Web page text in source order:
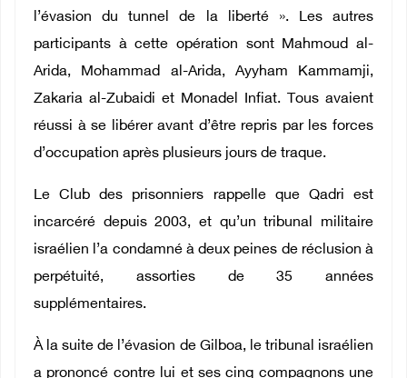
l’évasion du tunnel de la liberté ». Les autres
participants à cette opération sont Mahmoud al-
Arida, Mohammad al-Arida, Ayyham Kammamji,
Zakaria al-Zubaidi et Monadel Infiat. Tous avaient
réussi à se libérer avant d’être repris par les forces
d’occupation après plusieurs jours de traque.
Le Club des prisonniers rappelle que Qadri est
incarcéré depuis 2003, et qu’un tribunal militaire
israélien l’a condamné à deux peines de réclusion à
perpétuité, assorties de 35 années
supplémentaires.
À la suite de l’évasion de Gilboa, le tribunal israélien
a prononcé contre lui et ses cinq compagnons une